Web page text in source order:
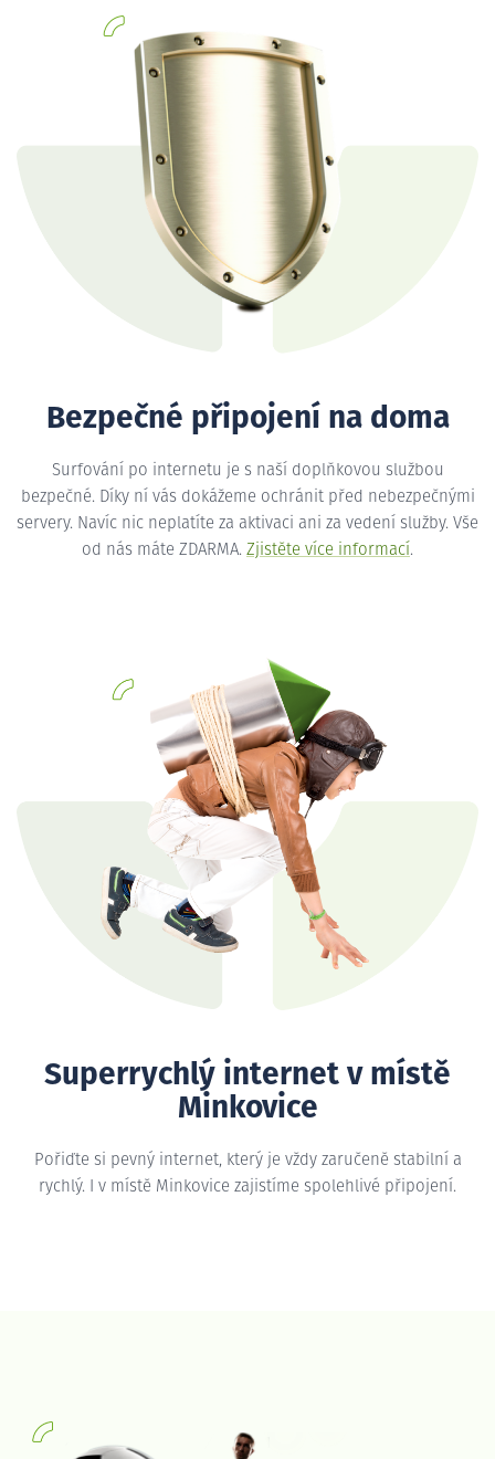
Bezpečné připojení na doma
Surfování po internetu je s naší doplňkovou službou
bezpečné. Díky ní vás dokážeme ochránit před nebezpečnými
servery. Navíc nic neplatíte za aktivaci ani za vedení služby. Vše
od nás máte ZDARMA. Zjistěte více informací.
Superrychlý internet v místě
Minkovice
Pořiďte si pevný internet, který je vždy zaručeně stabilní a
rychlý. I v místě Minkovice zajistíme spolehlivé připojení.